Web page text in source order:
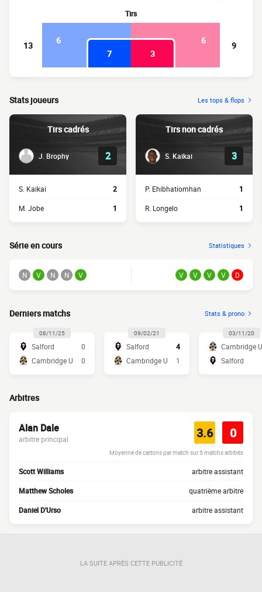
Tirs
13 6
6
7
3
9
Stats joueurs Les tops & flops
Tirs cadrés
J. Brophy 2
S. Kaikai 2
M. Jobe 1
Tirs non cadrés
S. Kaikai 3
P. Ehibhatiomhan 1
R. Longelo 1
Série en cours Statistiques
N V N N V V V V V D
Derniers matchs Stats & prono
08/11/25
Salford
0
Cambridge U
0
09/02/21
Salford
4
Cambridge U
1
03/11/20
Cambridge U
Salford
Arbitres
Alan Dale
arbitre principal 3.6 0
Moyenne de cartons par match sur 5 matchs arbitrés
Scott Williams arbitre assistant
Matthew Scholes quatrième arbitre
Daniel D'Urso arbitre assistant
LA SUITE APRÈS CETTE PUBLICITÉ